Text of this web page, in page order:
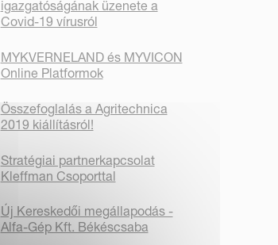
igazgatóságának üzenete a
Covid-19 vírusról
MYKVERNELAND és MYVICON
Online Platformok
Összefoglalás a Agritechnica
2019 kiállításról!
Stratégiai partnerkapcsolat
Kleffman Csoporttal
Új Kereskedői megállapodás -
Alfa-Gép Kft. Békéscsaba